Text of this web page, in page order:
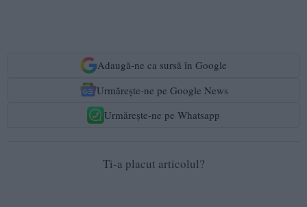
Adaugă-ne ca sursă în Google
Urmărește-ne pe Google News
Urmărește-ne pe Whatsapp
Ti-a placut articolul?